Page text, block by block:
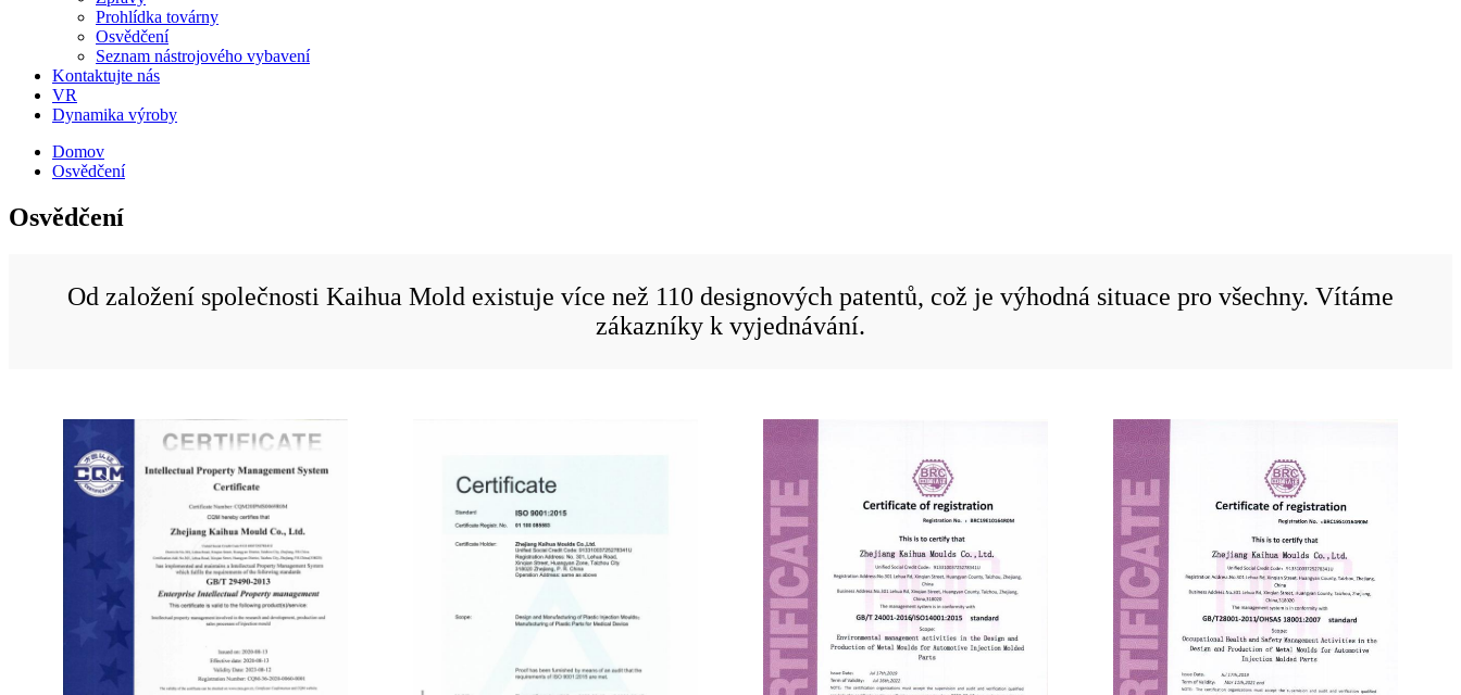
Prohlídka továrny
Osvědčení
Seznam nástrojového vybavení
Kontaktujte nás
VR
Dynamika výroby
Domov
Osvědčení
Osvědčení
Od založení společnosti Kaihua Mold existuje více než 110 designových patentů, což je výhodná situace pro všechny. Vítáme
zákazníky k vyjednávání.